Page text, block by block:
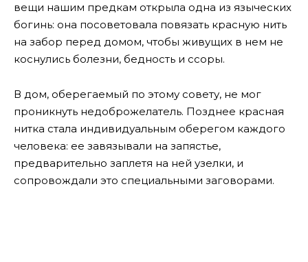
вещи нашим предкам открыла одна из языческих
богинь: она посоветовала повязать красную нить
на забор перед домом, чтобы живущих в нем не
коснулись болезни, бедность и ссоры.
В дом, оберегаемый по этому совету, не мог
проникнуть недоброжелатель. Позднее красная
нитка стала индивидуальным оберегом каждого
человека: ее завязывали на запястье,
предварительно заплетя на ней узелки, и
сопровождали это специальными заговорами.